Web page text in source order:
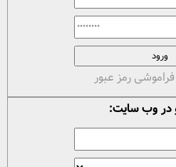
فراموشی رمز عبور
وب سایت: